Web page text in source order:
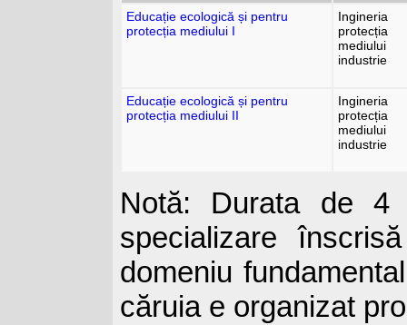
Educație ecologică și pentru
protecția mediului I
protecția
industrie
Educație ecologică și pentru
protecția mediului II
protecția
industrie
Notă: Durata de 4
specializare
domeniu
căruia e organizat